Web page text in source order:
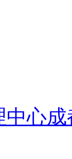
中心成